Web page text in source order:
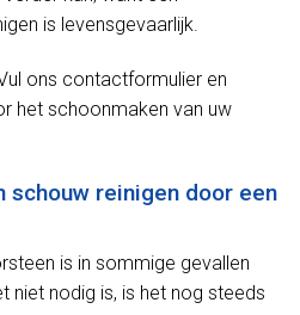
is levensgevaarlijk.
ons contactformulier en
het schoonmaken van uw
reinigen door een
is in sommige gevallen
niet nodig is, is het nog steeds